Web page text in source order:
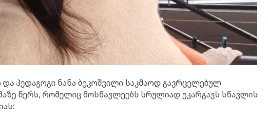
პედაგოგი ნანა ბეკოშვილი საკმაოდ გავრცელებულ
წერს, რომელიც მოსწავლეებს სრულიად უკარგავს სწავლის